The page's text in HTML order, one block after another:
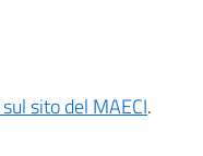
sito del MAECI.